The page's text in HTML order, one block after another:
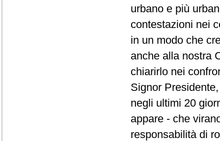
urbano e più
contestazioni nei
in un modo che
anche alla nostra
chiarirlo nei
Signor
negli ultimi 20
appare - che
responsabilità di